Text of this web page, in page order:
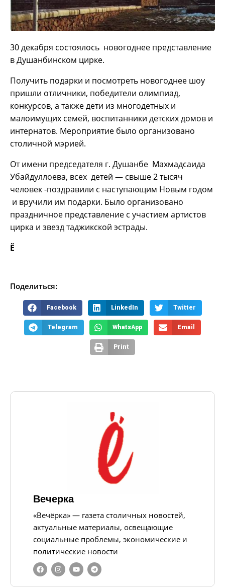
30 декабря состоялось новогоднее представление
в Душанбинском цирке.
Получить подарки и посмотреть новогоднее шоу
пришли отличники, победители олимпиад,
конкурсов, а также дети из многодетных и
малоимущих семей, воспитанники детских домов и
интернатов. Мероприятие было организовано
столичной мэрией.
От имени председателя г. Душанбе Махмадсаида
Убайдуллоева, всех детей — свыше 2 тысяч
человек -поздравили с наступающим Новым годом
и вручили им подарки. Было организовано
праздничное представление с участием артистов
цирка и звезд таджикской эстрады.
Ё
Поделиться:
Facebook LinkedIn Twitter
Telegram WhatsApp Email
Print
Вечерка
«Вечёрка» — газета столичных новостей,
актуальные материалы, освещающие
социальные проблемы, экономические и
политические новости